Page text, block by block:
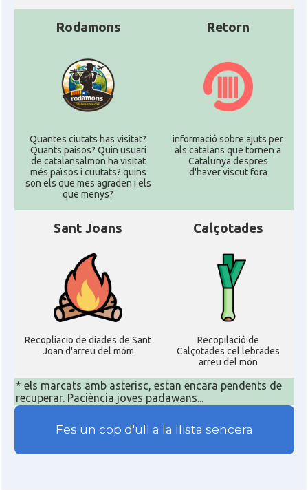
Rodamons
Quantes ciutats has visitat?
Quants paisos? Quin usuari
de catalansalmon ha visitat
més països i cuutats? quins
son els que mes agraden i els
que menys?
Retorn
informació sobre ajuts per
als catalans que tornen a
Catalunya despres
d'haver viscut fora
Sant Joans
Recopliacio de diades de Sant
Joan d'arreu del móm
Calçotades
Recopilació de
Calçotades cel.lebrades
arreu del món
* els marcats amb asterisc, estan encara pendents de
recuperar. Paciència joves padawans...
Fes un cop d'ull a la llista sencera